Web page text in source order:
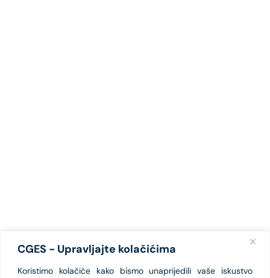
CGES - Upravljajte kolačićima
Koristimo kolačiće kako bismo unaprijedili vaše iskustvo